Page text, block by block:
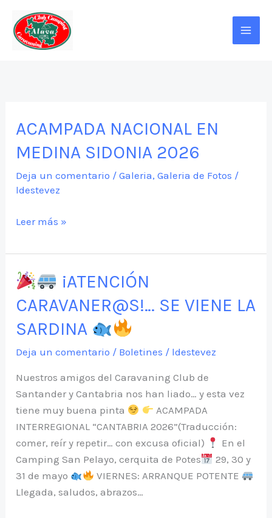
contenido
ACAMPADA NACIONAL EN
MEDINA SIDONIA 2026
Deja un comentario /Galeria,Galeria de Fotos /
ldestevez
ACAMPADA
EN
MEDINA
SIDONIA
2026
Leer más »
¡ATENCIÓN
CARAVANER@S!… SE VIENE LA
SARDINA
Deja un comentario / Boletines / ldestevez
Nuestros amigos del Caravaning Club de
Santander y Cantabria nos han liado… y esta vez
tiene muy buena pinta
ACAMPADA
INTERREGIONAL “CANTABRIA 2026”(Traducción:
comer, reír y repetir… con excusa oficial)
En el
Camping San Pelayo, cerquita de Potes
29, 30 y
31 de mayo
VIERNES: ARRANQUE POTENTE
Llegada, saludos, abrazos…